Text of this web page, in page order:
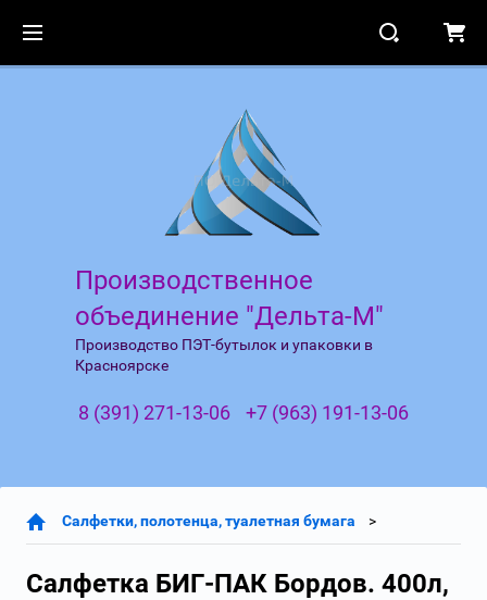
Производственное
объединение "Дельта-М"
Производство ПЭТ-бутылок и упаковки в
Красноярске
8 (391) 271-13-06 +7 (963) 191-13-06
Салфетки, полотенца, туалетная бумага
Салфетка БИГ-ПАК Бордов. 400л,